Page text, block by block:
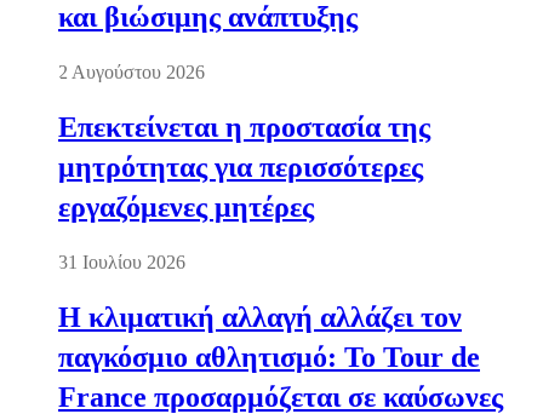
και βιώσιμης ανάπτυξης
2 Αυγούστου 2026
Επεκτείνεται η προστασία της
μητρότητας για περισσότερες
εργαζόμενες μητέρες
31 Ιουλίου 2026
Η κλιματική αλλαγή αλλάζει τον
παγκόσμιο αθλητισμό: Το Tour de
France προσαρμόζεται σε καύσωνες